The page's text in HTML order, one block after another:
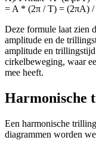
= A * (2π / T) = (2πA)
Deze formule laat zien
amplitude en de
amplitude en
cirkelbeweging, waar
mee heeft.
Harmonische
Een harmonische
diagrammen worden